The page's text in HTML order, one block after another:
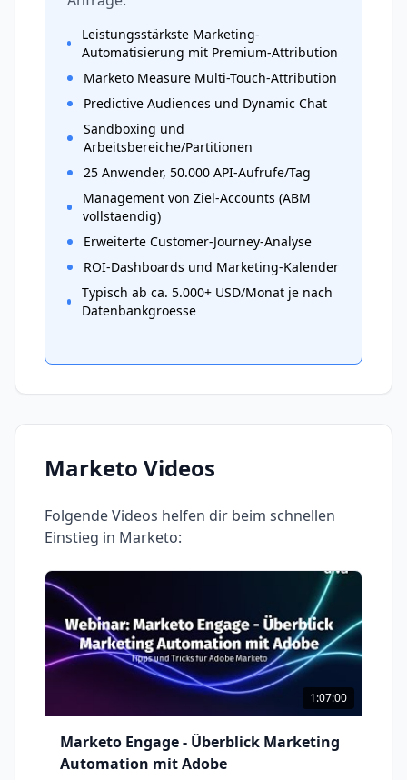
Leistungsstärkste Marketing-
Automatisierung mit Premium-Attribution
Marketo Measure Multi-Touch-Attribution
Predictive Audiences und Dynamic Chat
Sandboxing und
Arbeitsbereiche/Partitionen
25 Anwender, 50.000 API-Aufrufe/Tag
Management von Ziel-Accounts (ABM
vollstaendig)
Erweiterte Customer-Journey-Analyse
ROI-Dashboards und Marketing-Kalender
Typisch ab ca. 5.000+ USD/Monat je nach
Datenbankgroesse
Marketo Videos
Folgende Videos helfen dir beim schnellen
Einstieg in Marketo:
1:07:00
Marketo Engage - Überblick Marketing
Automation mit Adobe